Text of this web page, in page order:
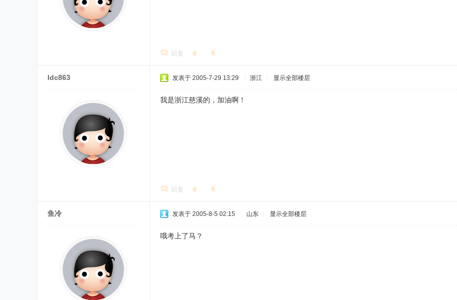
回复
ldc863 发表于 2005-7-29 13:29 浙江 显示全部楼层
我是浙江慈溪的，加油啊！
回复
鱼冷 发表于 2005-8-5 02:15 山东 显示全部楼层
哦考上了马？